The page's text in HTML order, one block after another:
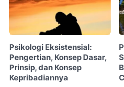
Psikologi Eksistensial:
Pengertian, Konsep Dasar,
Prinsip, dan Konsep
Kepribadiannya